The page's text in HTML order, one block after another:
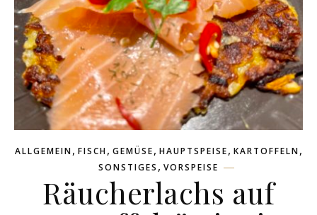
ALLGEMEIN, FISCH, GEMÜSE, HAUPTSPEISE, KARTOFFELN,
SONSTIGES , VORSPEISE
Räucherlachs auf